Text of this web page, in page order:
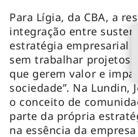
Para Lígia, da CBA, a
integração entre
estratégia empresarial –
sem trabalhar projetos
que gerem valor e
sociedade”. Na Lundin,
o conceito de
parte da própria
na essência da